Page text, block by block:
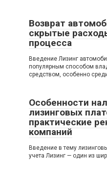
Возврат
скрытые
процесса
Введение Лизинг
популярным способом
средством, особенно
Особенности
лизинговых
практические
компаний
Введение в тему
учета Лизинг — один из